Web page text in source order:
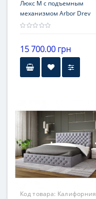
Люкс М с подъемным
механизмом Arbor Drev
15 700.00 грн
Код товара: Калифорния